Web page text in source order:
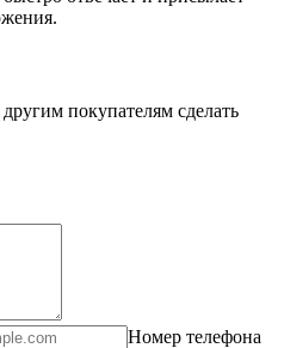
покупателям сделать
Номер телефона